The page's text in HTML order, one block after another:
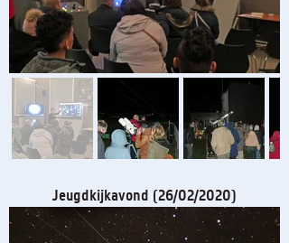
Jeugdkijkavond (26/02/2020)